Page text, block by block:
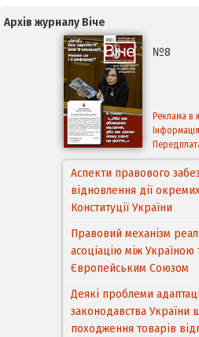
Архів журналу Віче
№8
Реклама в
Аспекти правового
відновлення дії
Конституції України
Правовий механізм
асоціацію між Україною
Європейським Cоюзом
Деякі проблеми
законодавства України
походження товарів